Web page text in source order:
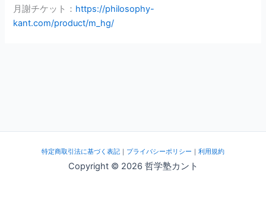
月謝チケット： https://philosophy-
kant.com/product/m_hg/
特定商取引法に基づく表記 ｜ プライバシーポリシー ｜ 利用規約
Copyright © 2026 哲学塾カント